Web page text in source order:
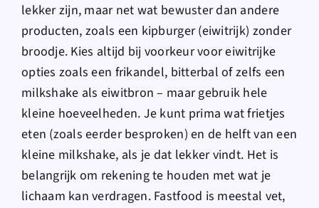
lekker zijn, maar net wat bewuster dan andere
producten, zoals een kipburger (eiwitrijk) zonder
broodje. Kies altijd bij voorkeur voor eiwitrijke
opties zoals een frikandel, bitterbal of zelfs een
milkshake als eiwitbron – maar gebruik hele
kleine hoeveelheden. Je kunt prima wat frietjes
eten (zoals eerder besproken) en de helft van een
kleine milkshake, als je dat lekker vindt. Het is
belangrijk om rekening te houden met wat je
lichaam kan verdragen. Fastfood is meestal vet,